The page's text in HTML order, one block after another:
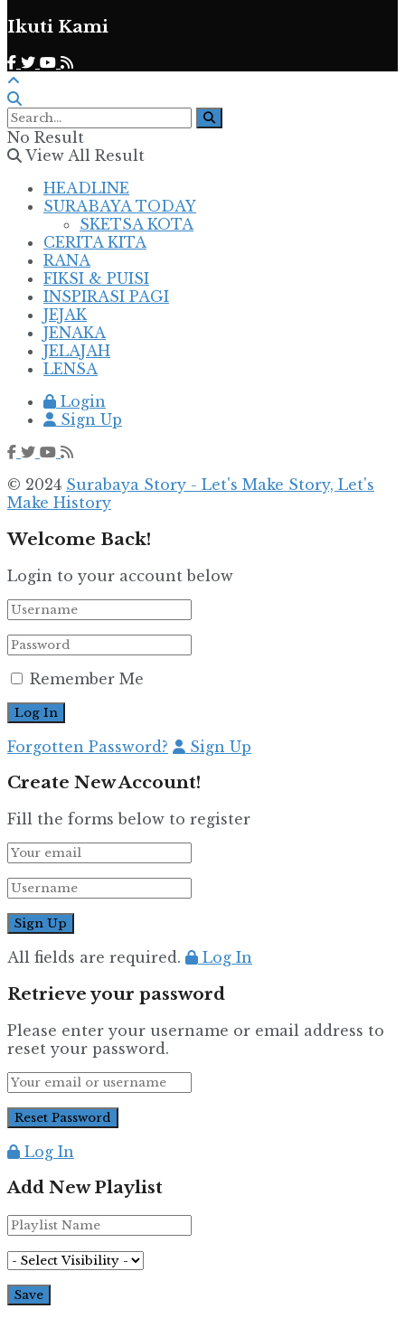
Ikuti Kami
No Result
View All Result
HEADLINE
SURABAYA TODAY
SKETSA KOTA
CERITA KITA
RANA
FIKSI & PUISI
INSPIRASI PAGI
JEJAK
JENAKA
JELAJAH
LENSA
Login
Sign Up
© 2024 Surabaya Story - Let's Make Story, Let's
Make History
Welcome Back!
Login to your account below
Remember Me
Forgotten Password? Sign Up
Create New Account!
Fill the forms below to register
All fields are required. Log In
Retrieve your password
Please enter your username or email address to
reset your password.
Log In
Add New Playlist